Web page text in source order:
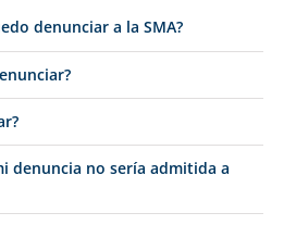
denunciar a la SMA?
denuncia no sería admitida a